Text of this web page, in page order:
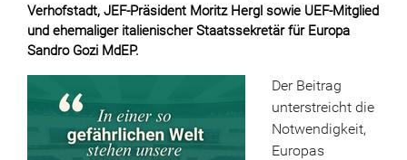
Verhofstadt, JEF-Präsident Moritz Hergl sowie UEF-Mitglied
und ehemaliger italienischer Staatssekretär für Europa
Sandro Gozi MdEP.
Der Beitrag
unterstreicht die
Notwendigkeit,
Europas